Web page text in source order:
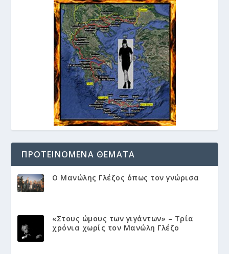
ΠΡΟΤΕΙΝΌΜΕΝΑ ΘΈΜΑΤΑ
Ο Μανώλης Γλέζος όπως τον γνώρισα
«Στους ώμους των γιγάντων» – Τρία
χρόνια χωρίς τον Μανώλη Γλέζο